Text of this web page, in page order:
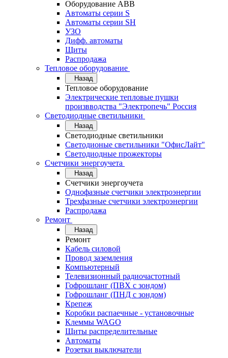
Оборудование АВВ
Автоматы серии S
Автоматы серии SH
УЗО
Дифф. автоматы
Щиты
Распродажа
Тепловое оборудование
Назад
Тепловое оборудование
Электрические тепловые пушки
произвводства "Электропечь" Россия
Светодиодные светильники
Назад
Светодиодные светильники
Светодионые светильники "ОфисЛайт"
Светодиодные прожекторы
Счетчики энергоучета
Назад
Счетчики энергоучета
Однофазные счетчики электроэнергии
Трехфазные счетчики электроэнергии
Распродажа
Ремонт
Назад
Ремонт
Кабель силовой
Провод заземления
Компьютерный
Телевизионный радиочастотный
Гофрошланг (ПВХ с зондом)
Гофрошланг (ПНД с зондом)
Крепеж
Коробки распаечные - установочные
Клеммы WAGO
Щиты распределительные
Автоматы
Розетки выключатели